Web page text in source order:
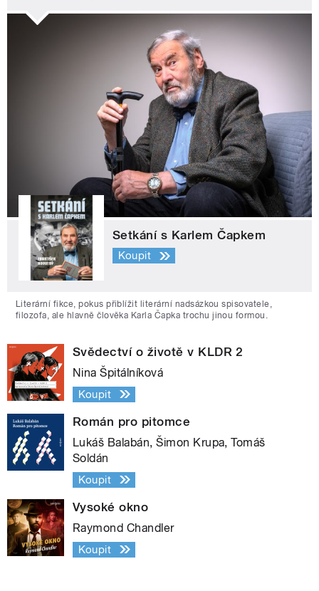
Setkání s Karlem Čapkem
Koupit
Literární fikce, pokus přiblížit literární nadsázkou spisovatele,
filozofa, ale hlavně člověka Karla Čapka trochu jinou formou.
Svědectví o životě v KLDR 2
Nina Špitálníková
Koupit
Román pro pitomce
Lukáš Balabán, Šimon Krupa, Tomáš
Soldán
Koupit
Vysoké okno
Raymond Chandler
Koupit